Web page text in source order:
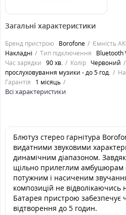
439 грн.
Загальні характеристики
Бренд пристрою Borofone Ємність
Накладні
Тип підключення Bluetooth
Час зарядки 90 хв. Колір Червоний
прослуховування музики - до 5 год.
Гарантія
1 місяць
Всі характеристики
Блютуз стерео гарнітура
видатними звуковими
динамічним діапазоном.
щільно прилеглим амбушюрам
потужним і насиченим
композицій не відволікаючись
Батарея пристрою забезпечує
відтворення до 5 годин.